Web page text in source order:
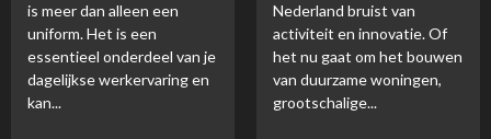
is meer dan alleen een
uniform. Het is een
essentieel onderdeel van je
dagelijkse werkervaring en
kan...
Nederland bruist van
activiteit en innovatie. Of
het nu gaat om het bouwen
van duurzame woningen,
grootschalige...